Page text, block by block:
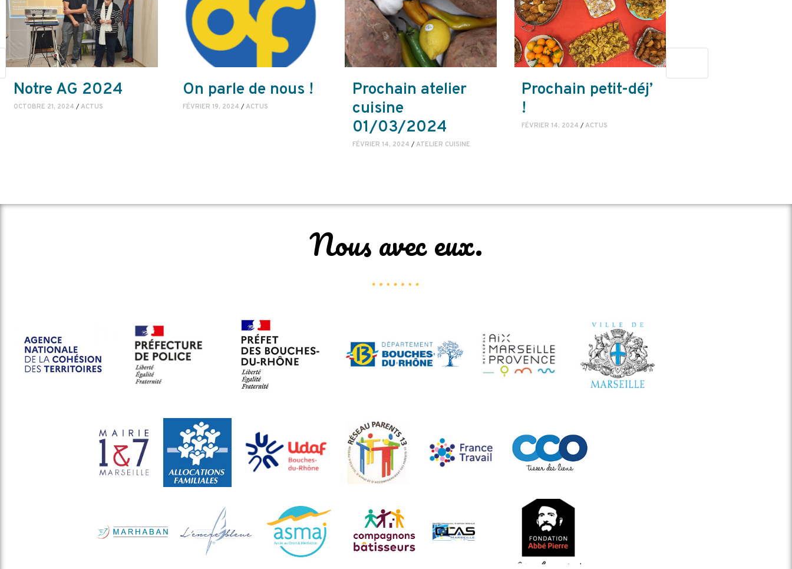
Notre AG 2024
OCTOBRE 21, 2024 / ACTUS
On parle de nous !
FÉVRIER 19, 2024 / ACTUS
Prochain atelier
cuisine
01/03/2024
FÉVRIER 14, 2024 / ATELIER CUISINE
Prochain petit-déj’
!
FÉVRIER 14, 2024 / ACTUS
Nous avec eux.